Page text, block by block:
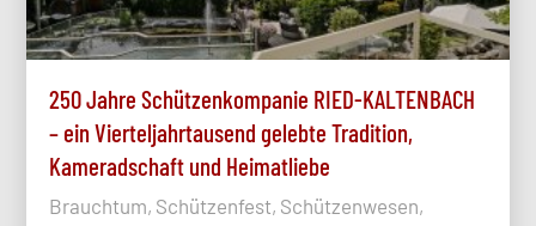
250 Jahre Schützenkompanie RIED-KALTENBACH
– ein Vierteljahrtausend gelebte Tradition,
Kameradschaft und Heimatliebe
Brauchtum, Schützenfest, Schützenwesen,